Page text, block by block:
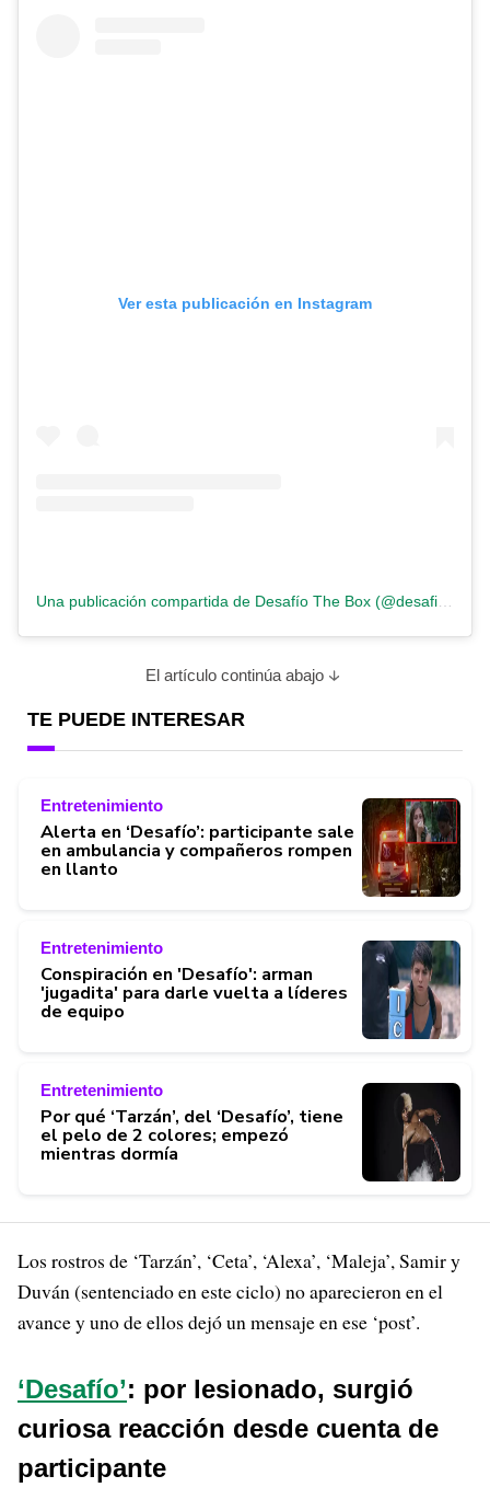
Ver esta publicación en Instagram
El artículo continúa abajo
TE PUEDE INTERESAR
Entretenimiento
Alerta en ‘Desafío’: participante sale
en ambulancia y compañeros rompen
en llanto
Entretenimiento
Conspiración en 'Desafío': arman
'jugadita' para darle vuelta a líderes
de equipo
Entretenimiento
Por qué ‘Tarzán’, del ‘Desafío’, tiene
el pelo de 2 colores; empezó
mientras dormía
Los rostros de ‘Tarzán’, ‘Ceta’, ‘Alexa’, ‘Maleja’, Samir y
Duván (sentenciado en este ciclo) no aparecieron en el
avance y uno de ellos dejó un mensaje en ese ‘post’.
‘Desafío’: por lesionado, surgió
curiosa reacción desde cuenta de
participante